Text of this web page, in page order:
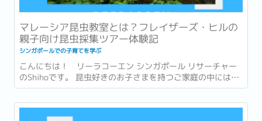
マレーシア昆虫教室とは？フレイザーズ・ヒルの
親子向け昆虫採集ツアー体験記
シンガポールでの子育てを学ぶ
こんにちは！ リーラコーエン シンガポール リサーチャー
のShihoです。 昆虫好きのお子さまを持つご家庭の中には、
「本物の大型カブトムシやクワガタを自然の中で見せてあげ
たい」と思われる方も多いのではないでしょうか。...